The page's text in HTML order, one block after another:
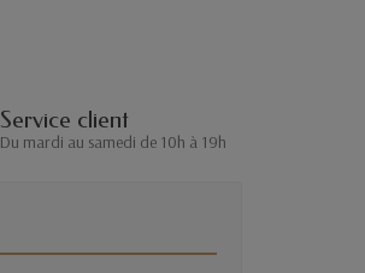
Service client
Du mardi au samedi de 10h à 19h